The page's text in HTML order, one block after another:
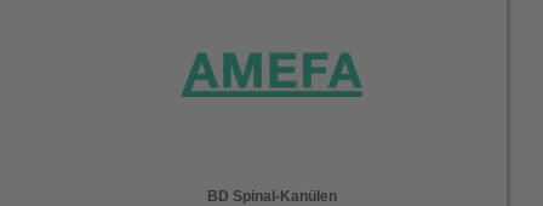
BD Spinal-Kanülen